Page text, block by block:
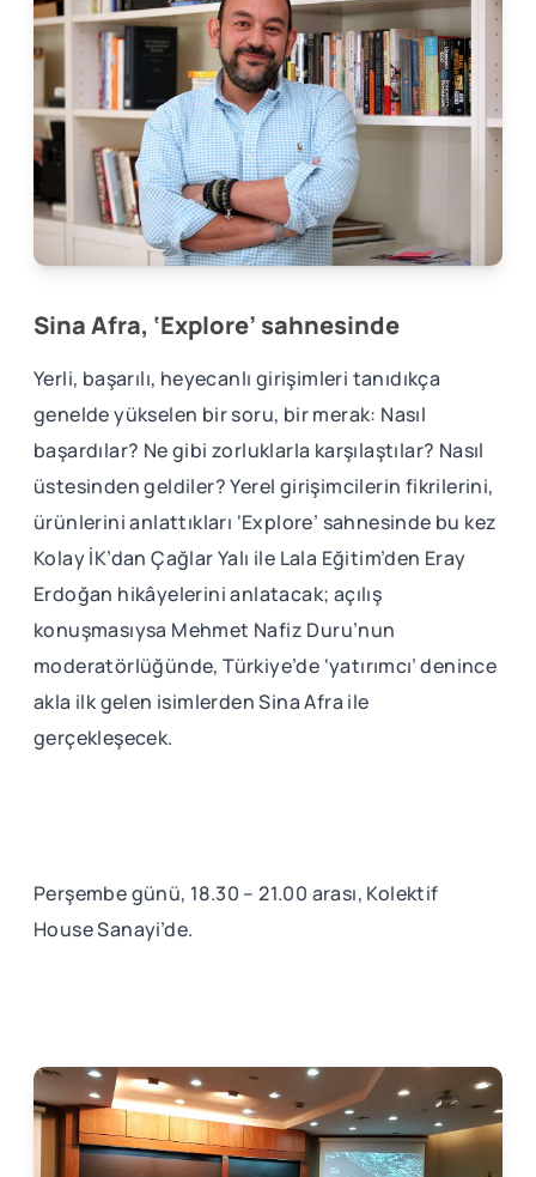
Sina Afra, ‘Explore’ sahnesinde
Yerli, başarılı, heyecanlı girişimleri tanıdıkça
genelde yükselen bir soru, bir merak: Nasıl
başardılar? Ne gibi zorluklarla karşılaştılar? Nasıl
üstesinden geldiler? Yerel girişimcilerin fikrilerini,
ürünlerini anlattıkları ‘Explore’ sahnesinde bu kez
Kolay İK’dan Çağlar Yalı ile Lala Eğitim’den Eray
Erdoğan hikâyelerini anlatacak; açılış
konuşmasıysa Mehmet Nafiz Duru’nun
moderatörlüğünde, Türkiye’de ‘yatırımcı’ denince
akla ilk gelen isimlerden Sina Afra ile
gerçekleşecek.
Perşembe günü, 18.30 – 21.00 arası, Kolektif
House Sanayi’de.